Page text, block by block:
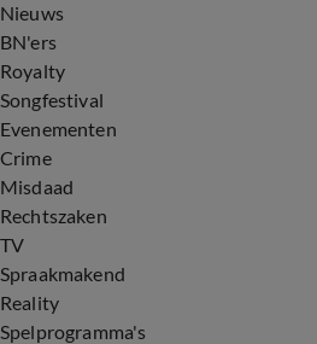
Nieuws
BN'ers
Royalty
Songfestival
Evenementen
Crime
Misdaad
Rechtszaken
TV
Spraakmakend
Reality
Spelprogramma's